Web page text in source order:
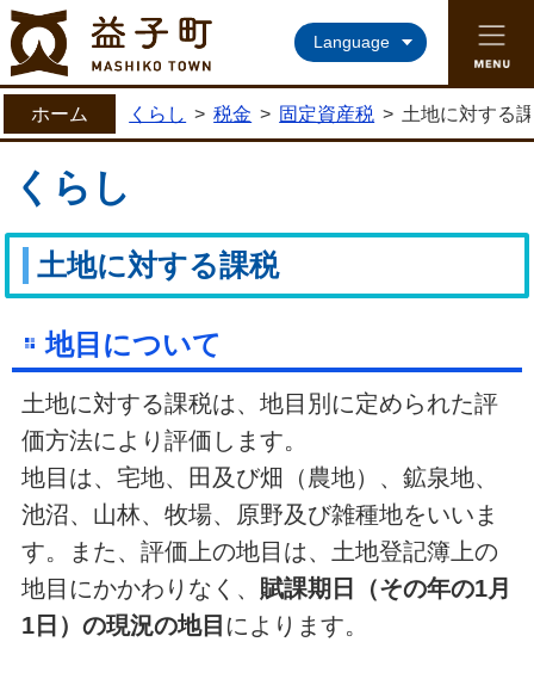
益子町ホームページ
Language
ホーム くらし > 税金 > 固定資産税 > 土地に対する
くらし
土地に対する課税
地目について
土地に対する課税は、地目別に定められた評
価方法により評価します。
地目は、宅地、田及び畑（農地）、鉱泉地、
池沼、山林、牧場、原野及び雑種地をいいま
す。また、評価上の地目は、土地登記簿上の
地目にかかわりなく、 賦課期日（その年の1月
1日）の現況の地目 によります。